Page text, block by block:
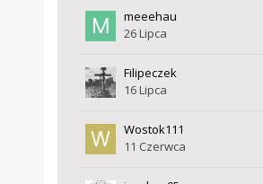
meeehau
26 Lipca
Filipeczek
16 Lipca
Wostok111
11 Czerwca